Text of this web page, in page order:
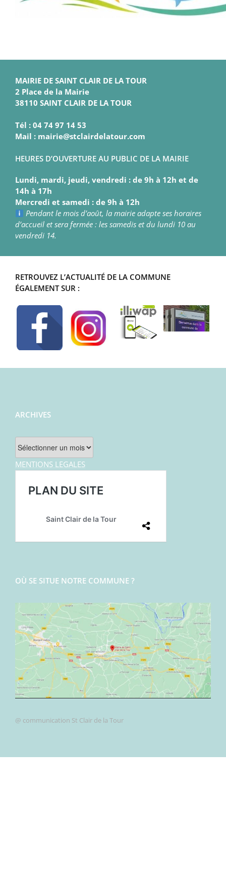
MAIRIE DE SAINT CLAIR DE LA TOUR
2 Place de la Mairie
38110 SAINT CLAIR DE LA TOUR
Tél : 04 74 97 14 53
Mail : mairie@stclairdelatour.com
HEURES D’OUVERTURE AU PUBLIC DE LA MAIRIE
Lundi, mardi, jeudi, vendredi : de 9h à 12h et de
14h à 17h
Mercredi et samedi : de 9h à 12h
Pendant le mois d’août, la mairie adapte ses horaires
d’accueil et sera fermée : les samedis et du lundi 10 au
vendredi 14.
RETROUVEZ L’ACTUALITÉ DE LA COMMUNE
ÉGALEMENT SUR :
ARCHIVES
Archives
MENTIONS LEGALES
OÙ SE SITUE NOTRE COMMUNE ?
@ communication St Clair de la Tour